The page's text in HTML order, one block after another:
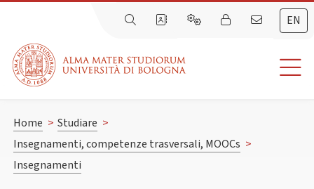
EN
Home > Studiare >
Insegnamenti, competenze trasversali, MOOCs >
Insegnamenti